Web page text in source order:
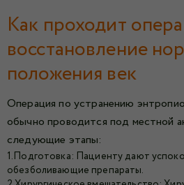
Как проходит
восстановление
положения век
Операция по устранению
обычно проводится под местной
следующие этапы:
1.Подготовка: Пациенту дают
обезболивающие препараты.